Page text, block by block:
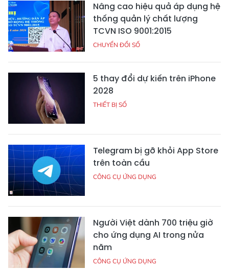
Nâng cao hiệu quả áp dụng hệ
thống quản lý chất lượng
TCVN ISO 9001:2015
CHUYỂN ĐỔI SỐ
5 thay đổi dự kiến trên iPhone
2028
THIẾT BỊ SỐ
Telegram bị gỡ khỏi App Store
trên toàn cầu
CÔNG CỤ ỨNG DỤNG
Người Việt dành 700 triệu giờ
cho ứng dụng AI trong nửa
năm
CÔNG CỤ ỨNG DỤNG